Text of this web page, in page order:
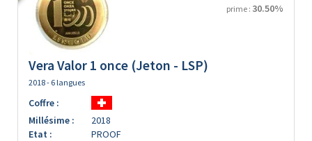
prime : 30.50%
Vera Valor 1 once (Jeton - LSP)
2018 - 6 langues
Coffre :
Millésime :
2018
Etat :
PROOF